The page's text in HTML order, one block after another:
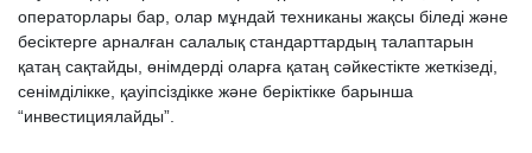
операторлары бар, олар мұндай техниканы жақсы біледі және
бесіктерге арналған салалық стандарттардың талаптарын
қатаң сақтайды, өнімдерді оларға қатаң сәйкестікте жеткізеді,
сенімділікке, қауіпсіздікке және беріктікке барынша
“инвестициялайды”.